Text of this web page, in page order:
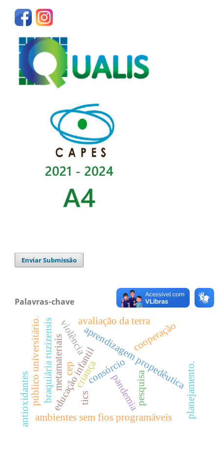
Enviar Submissão
Palavras-chave
aprendizagem propedêutica
consórcio
criança
educação infantil
violência
braquiária ruzizensis
ambientes sem fios programáveis
metamateriais
pandemia
tics
cooperação
avaliação da terra
público universitário.
antioxidantes
cep
pesquisa planejamento.